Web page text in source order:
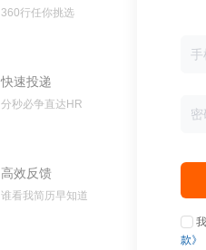
360行任你挑选
快速投递
分秒必争直达HR
高效反馈
谁看我简历早知道
款》